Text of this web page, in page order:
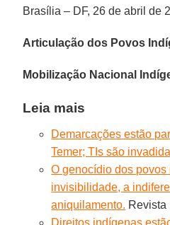
Brasília – DF, 26 de abril de
Articulação dos Povos
Mobilização Nacional
Leia mais
Demarcações estão
Temer; TIs são
O genocídio dos povos
invisibilidade, a
aniquilamento. Revista
Direitos indígenas